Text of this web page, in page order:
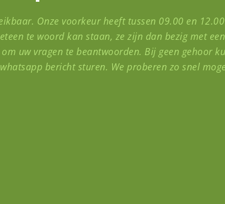
Onze voorkeur heeft tussen 09.00 en
te woord kan staan, ze zijn dan bezig met
uw vragen te beantwoorden. Bij geen gehoor
bericht sturen. We proberen zo snel